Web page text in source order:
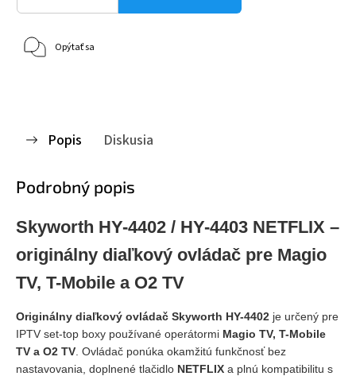
Opýtať sa
Popis Diskusia
Podrobný popis
Skyworth HY-4402 / HY-4403 NETFLIX –
originálny diaľkový ovládač pre Magio
TV, T-Mobile a O2 TV
Originálny diaľkový ovládač Skyworth HY-4402 je určený pre
IPTV set-top boxy používané operátormi Magio TV, T-Mobile
TV a O2 TV . Ovládač ponúka okamžitú funkčnosť bez
nastavovania, doplnené tlačidlo NETFLIX a plnú kompatibilitu s